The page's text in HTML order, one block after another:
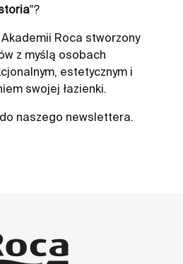
"?
Roca stworzony
z myślą osobach
estetycznym i
swojej łazienki.
naszego newslettera.